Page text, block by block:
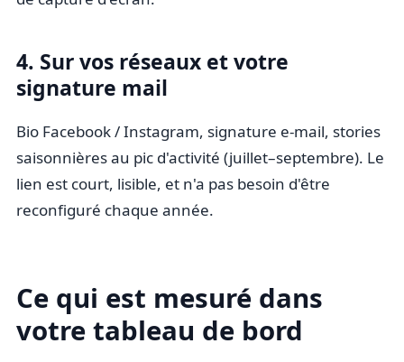
4. Sur vos réseaux et votre
signature mail
Bio Facebook / Instagram, signature e-mail, stories
saisonnières au pic d'activité (juillet–septembre). Le
lien est court, lisible, et n'a pas besoin d'être
reconfiguré chaque année.
Ce qui est mesuré dans
votre tableau de bord